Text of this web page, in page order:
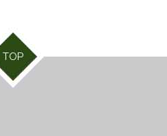
TOP